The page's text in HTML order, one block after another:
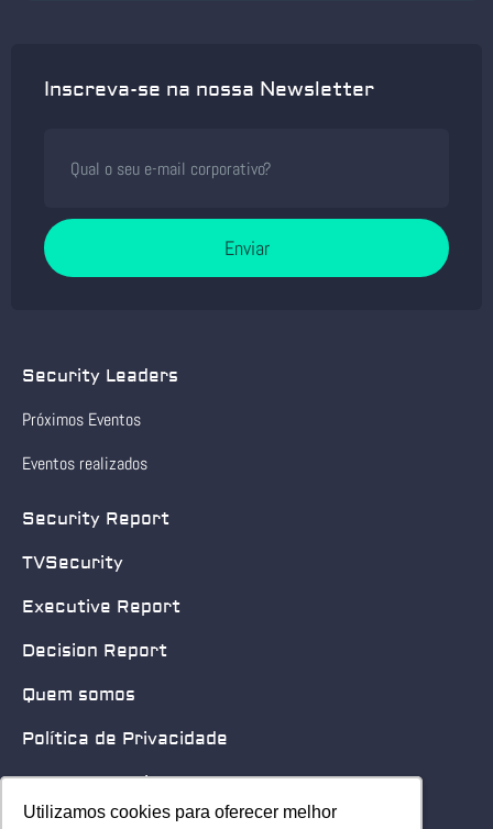
Utilizamos cookies para oferecer melhor
Utilizamos cookies para oferecer melhor
Inscreva-se na nossa Newsletter
Enviar
Security Leaders
Próximos Eventos
Eventos realizados
Security Report
TVSecurity
Executive Report
Decision Report
Quem somos
Política de Privacidade
Quero patrocinar